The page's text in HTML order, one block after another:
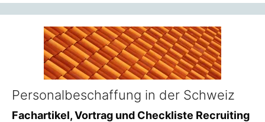
Personalbeschaffung in der Schweiz
Fachartikel, Vortrag und Checkliste Recruiting